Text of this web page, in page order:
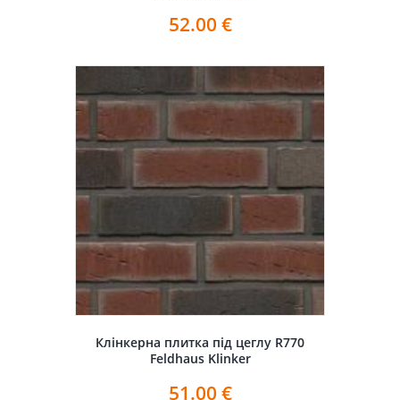
52.00 €
Клінкерна плитка під цеглу R770
Feldhaus Klinker
51.00 €